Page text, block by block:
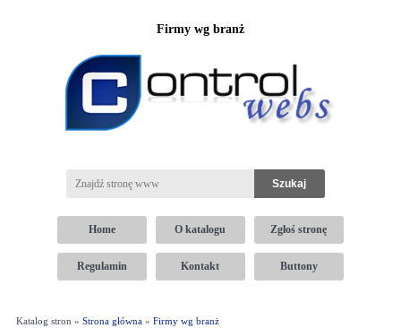
Firmy wg branż
Home O katalogu Zgłoś stronę
Regulamin Kontakt Buttony
Katalog stron » Strona główna» Firmy wg branż